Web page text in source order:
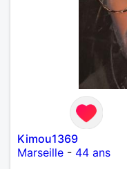
Kimou1369
Marseille - 44 ans